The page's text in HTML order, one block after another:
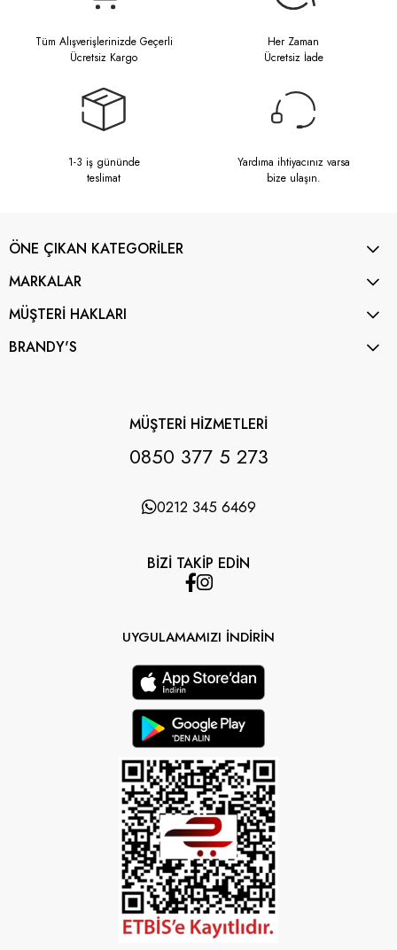
Tüm Alışverişlerinizde Geçerli
Ücretsiz Kargo
Her Zaman
Ücretsiz İade
1-3 iş gününde
teslimat
Yardıma ihtiyacınız varsa
bize ulaşın.
ÖNE ÇIKAN KATEGORİLER
MARKALAR
MÜŞTERİ HAKLARI
BRANDY'S
MÜŞTERİ HİZMETLERİ
0850 377 5 273
0212 345 6469
BİZİ TAKİP EDİN
UYGULAMAMIZI İNDİRİN